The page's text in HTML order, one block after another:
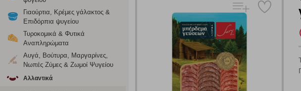
Γιαούρτια, Κρέμες γάλακτος &
Επιδόρπια ψυγείου
Τυροκομικά & Φυτικά
Αναπληρώματα
Αυγά, Βούτυρα, Μαργαρίνες,
Νωπές Ζύμες & Ζωμοί Ψυγείου
Αλλαντικά